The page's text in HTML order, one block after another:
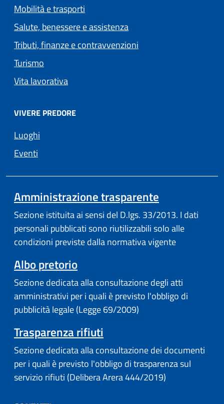
Mobilità e trasporti
Salute, benessere e assistenza
Tributi, finanze e contravvenzioni
Turismo
Vita lavorativa
VIVERE PREDORE
Luoghi
Eventi
Amministrazione trasparente
Sezione istituita ai sensi del D.lgs. 33/2013. I dati
personali pubblicati sono riutilizzabili solo alle
condizioni previste dalla normativa vigente
Albo pretorio(apre in un'altra scheda).
Sezione dedicata alla consultazione degli atti
amministrativi per i quali è previsto l'obbligo di
pubblicità legale (Legge 69/2009)
Trasparenza rifiuti
Sezione dedicata alla consultazione dei documenti
per i quali è previsto l'obbligo di trasparenza sul
servizio rifiuti (Delibera Arera 444/2019)